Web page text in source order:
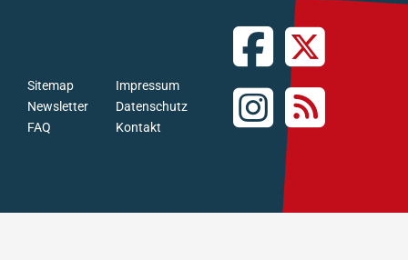
FAQ
Newsletter
Sitemap
Kontakt
Datenschutz
Impressum